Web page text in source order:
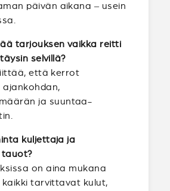
päivän aikana – usein
tarjouksen vaikka reitti
selvillä?
että kerrot
ajankohdan,
ja suuntaa-
kuljettaja ja
tauot?
on aina mukana
tarvittavat kulut,